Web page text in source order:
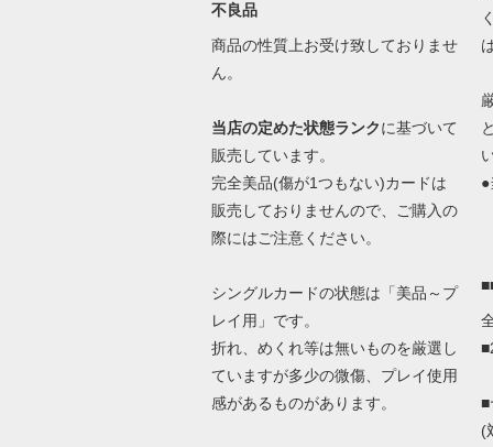
不良品
商品の性質上お受け致しておりませ
ん。
当店の定めた状態ランクに基づいて
販売しています。
完全美品(傷が1つもない)カードは
販売しておりませんので、ご購入の
際にはご注意ください。
シングルカードの状態は「美品～プ
レイ用」です。
折れ、めくれ等は無いものを厳選し
ていますが多少の微傷、プレイ使用
感があるものがあります。
●
■
(